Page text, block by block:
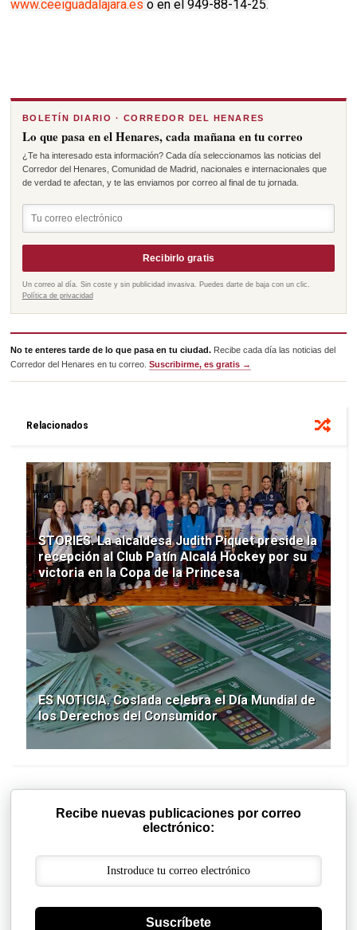
www.ceeiguadalajara.es o en el 949-88-14-25
BOLETÍN DIARIO · CORREDOR DEL HENARES
Lo que pasa en el Henares, cada mañana en tu correo
¿Te ha interesado esta información? Cada día seleccionamos las noticias del
Corredor del Henares, Comunidad de Madrid, nacionales e internacionales que
de verdad te afectan, y te las enviamos por correo al final de tu jornada.
Recibirlo gratis
Un correo al día. Sin coste y sin publicidad invasiva. Puedes darte de baja con un clic.
Política de privacidad
No te enteres tarde de lo que pasa en tu ciudad. Recibe cada día las noticias del
Corredor del Henares en tu correo.Suscribirme, es gratis →
Relacionados
STORIES. La alcaldesa Judith Piquet preside la
recepción al Club Patín Alcalá Hockey por su
victoria en la Copa de la Princesa
ES NOTICIA. Coslada celebra el Día Mundial de
los Derechos del Consumidor
Recibe nuevas publicaciones por correo
electrónico:
Suscríbete